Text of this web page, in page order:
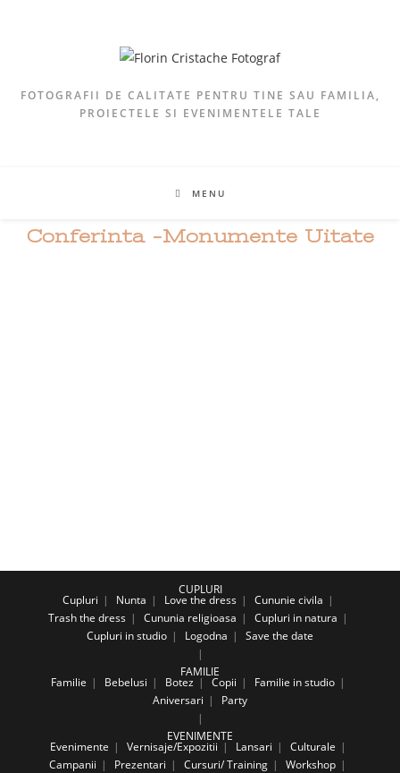
FOTOGRAFII DE CALITATE PENTRU TINE SAU FAMILIA,
PROIECTELE SI EVENIMENTELE TALE
MENU
Conferinta -Monumente Uitate
CUPLURI
Cupluri Nunta Love the dress
Cununie civila
Trash the dress
Cununia religioasa
Cupluri in natura
Cupluri in studio
Logodna Save the date
FAMILIE
Familie Bebelusi Botez Copii
Familie in studio
Aniversari
Party
EVENIMENTE
Evenimente Vernisaje/Expozitii Lansari
Culturale
Campanii
Prezentari Cursuri/ Training
Workshop